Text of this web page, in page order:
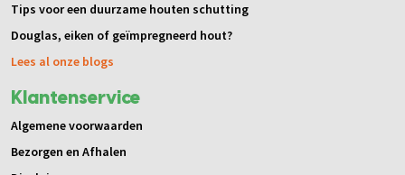
Tips voor een duurzame houten schutting
Douglas, eiken of geïmpregneerd hout?
Lees al onze blogs
Klantenservice
Algemene voorwaarden
Bezorgen en Afhalen